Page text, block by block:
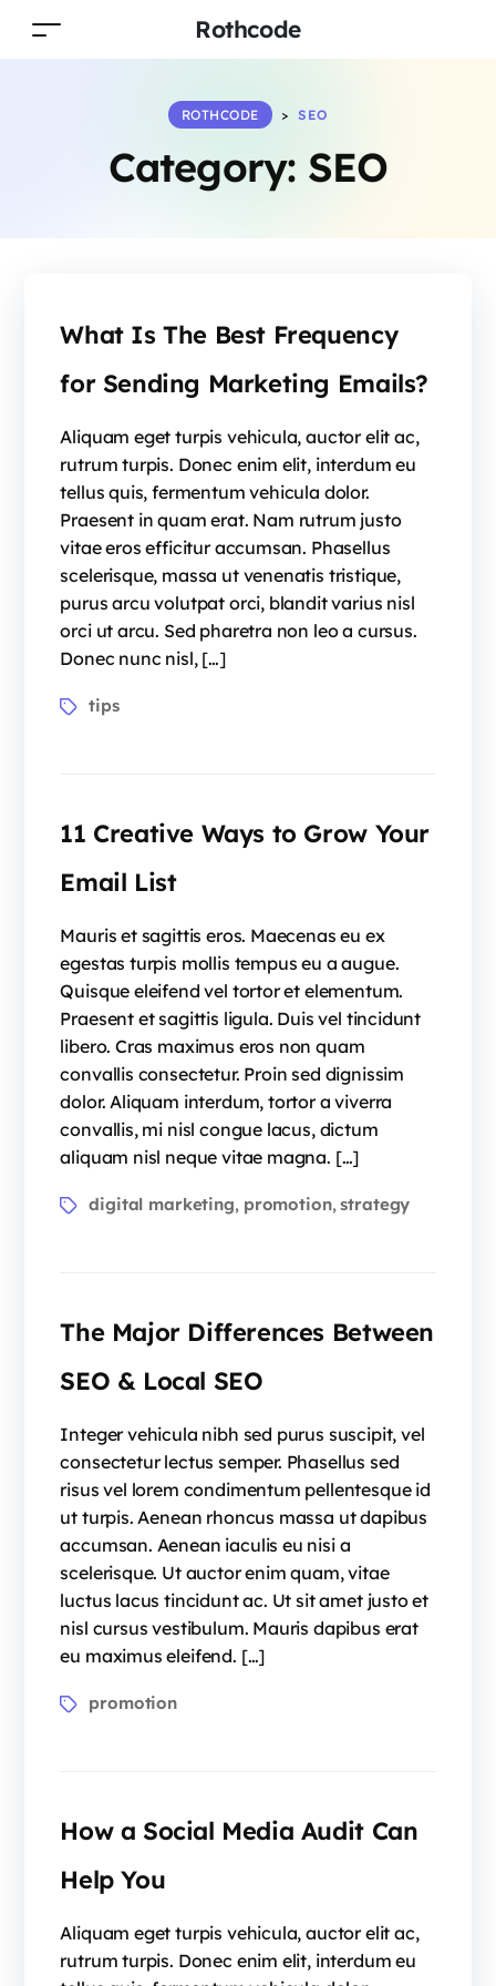
Rothcode
Category: SEO
ROTHCODE > SEO
What Is The Best Frequency
for Sending Marketing Emails?
Aliquam eget turpis vehicula, auctor elit ac,
rutrum turpis. Donec enim elit, interdum eu
tellus quis, fermentum vehicula dolor.
Praesent in quam erat. Nam rutrum justo
vitae eros efficitur accumsan. Phasellus
scelerisque, massa ut venenatis tristique,
purus arcu volutpat orci, blandit varius nisl
orci ut arcu. Sed pharetra non leo a cursus.
Donec nunc nisl, […]
tips
11 Creative Ways to Grow Your
Email List
Mauris et sagittis eros. Maecenas eu ex
egestas turpis mollis tempus eu a augue.
Quisque eleifend vel tortor et elementum.
Praesent et sagittis ligula. Duis vel tincidunt
libero. Cras maximus eros non quam
convallis consectetur. Proin sed dignissim
dolor. Aliquam interdum, tortor a viverra
convallis, mi nisl congue lacus, dictum
aliquam nisl neque vitae magna. […]
digital marketing, promotion,strategy
The Major Differences Between
SEO & Local SEO
Integer vehicula nibh sed purus suscipit, vel
consectetur lectus semper. Phasellus sed
risus vel lorem condimentum pellentesque id
ut turpis. Aenean rhoncus massa ut dapibus
accumsan. Aenean iaculis eu nisi a
scelerisque. Ut auctor enim quam, vitae
luctus lacus tincidunt ac. Ut sit amet justo et
nisl cursus vestibulum. Mauris dapibus erat
eu maximus eleifend. […]
promotion
How a Social Media Audit Can
Help You
Aliquam eget turpis vehicula, auctor elit ac,
rutrum turpis. Donec enim elit, interdum eu